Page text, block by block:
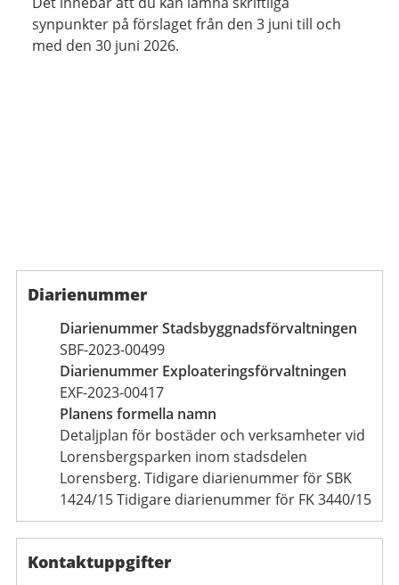
synpunkter på förslaget från den 3 juni till och
med den 30 juni 2026.
Diarienummer
Diarienummer Stadsbyggnadsförvaltningen
SBF-2023-00499
Diarienummer Exploateringsförvaltningen
EXF-2023-00417
Planens formella namn
Detaljplan för bostäder och verksamheter vid
Lorensbergsparken inom stadsdelen
Lorensberg. Tidigare diarienummer för SBK
1424/15 Tidigare diarienummer för FK 3440/15
Kontaktuppgifter